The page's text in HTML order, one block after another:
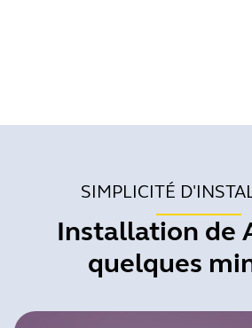
SIMPLICITÉ
Installation de
quelques